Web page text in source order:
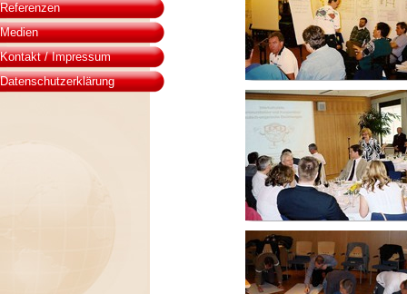
Referenzen
Medien
Kontakt / Impressum
Datenschutzerklärung